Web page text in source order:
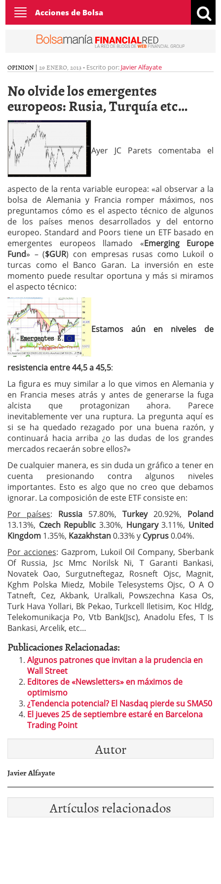
Toggle
navigation
Acciones de Bolsa
OPINION | 29 ENERO, 2013- Escrito por: Javier Alfayate
No olvide los emergentes
europeos: Rusia, Turquía etc…
Ayer JC Parets comentaba el
aspecto de la renta variable europea: «al observar a la
bolsa de Alemania y Francia romper máximos, nos
preguntamos cómo es el aspecto técnico de algunos
de los países menos desarrollados y del entorno
europeo. Standard and Poors tiene un ETF basado en
emergentes europeos llamado «Emerging Europe
Fund» – ($GUR) con empresas rusas como Lukoil o
turcas como el Banco Garan. La inversión en este
momento puede resultar oportuna y más si miramos
el aspecto técnico:
Estamos aún en niveles de
resistencia entre 44,5 a 45,5:
La figura es muy similar a lo que vimos en Alemania y
en Francia meses atrás y antes de generarse la fuga
alcista que protagonizan ahora. Parece
inevitablemente ver una ruptura. La pregunta aquí es
si se ha quedado rezagado por una buena razón, y
continuará hacia arriba ¿o las dudas de los grandes
mercados recaerán sobre ellos?»
De cualquier manera, es sin duda un gráfico a tener en
cuenta presionando contra algunos niveles
importantes. Esto es algo que no creo que debamos
ignorar. La composición de este ETF consiste en:
Por países: Russia 57.80%, Turkey20.92%, Poland
13.13%, Czech Republic 3.30%, Hungary3.11%, United
Kingdom 1.35%, Kazakhstan0.33% y Cyprus0.04%.
Por acciones: Gazprom, Lukoil Oil Company, Sberbank
Of Russia, Jsc Mmc Norilsk Ni, T Garanti Bankasi,
Novatek Oao, Surgutneftegaz, Rosneft Ojsc, Magnit,
Kghm Polska Miedz, Mobile Telesystems Ojsc, O A O
Tatneft, Cez, Akbank, Uralkali, Powszechna Kasa Os,
Turk Hava Yollari, Bk Pekao, Turkcell Iletisim, Koc Hldg,
Telekomunikacja Po, Vtb Bank(Jsc), Anadolu Efes, T Is
Bankasi, Arcelik, etc…
Publicaciones Relacionadas:
Algunos patrones que invitan a la prudencia en
Wall Street
Editores de «Newsletters» en máximos de
optimismo
¿Tendencia potencial? El Nasdaq pierde su SMA50
El jueves 25 de septiembre estaré en Barcelona
Trading Point
Autor
Javier Alfayate
Artículos relacionados